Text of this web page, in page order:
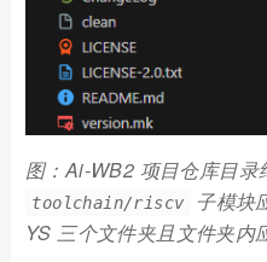
图：Ai-WB2 项目仓库目录
toolchain/riscv
子模块
YS 三个文件夹且文件夹内